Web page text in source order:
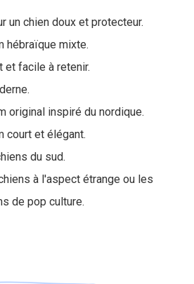
un chien doux et protecteur.
hébraïque mixte.
et facile à retenir.
original inspiré du nordique.
court et élégant.
du sud.
à l'aspect étrange ou les
de pop culture.